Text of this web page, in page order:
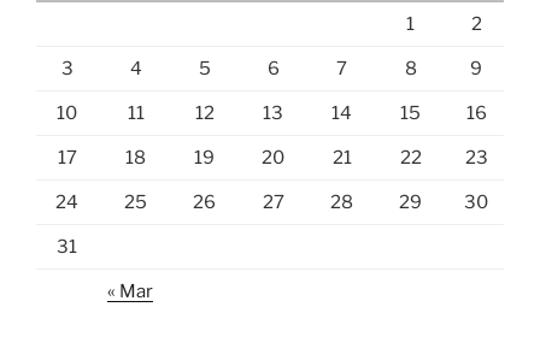
1 2
3 4 5 6 7 8 9
10 11 12 13 14 15 16
17 18 19 20 21 22 23
24 25 26 27 28 29 30
31
« Mar